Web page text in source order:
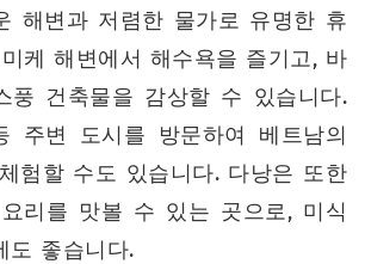
해변과 저렴한 물가로 유명한 휴
케 해변에서 해수욕을 즐기고, 바
풍 건축물을 감상할 수 있습니다.
주변 도시를 방문하여 베트남의
험할 수도 있습니다. 다낭은 또한
리를 맛볼 수 있는 곳으로, 미식
도 좋습니다.